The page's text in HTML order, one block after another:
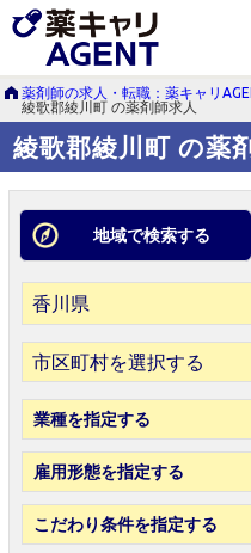
薬剤師の求人・転職：薬キャリ
綾歌郡綾川町 の薬剤師求人
綾歌郡綾川町 の薬
地域で検索する
市区町村を選択する
業種を指定する
雇用形態を指定する
こだわり条件を指定する